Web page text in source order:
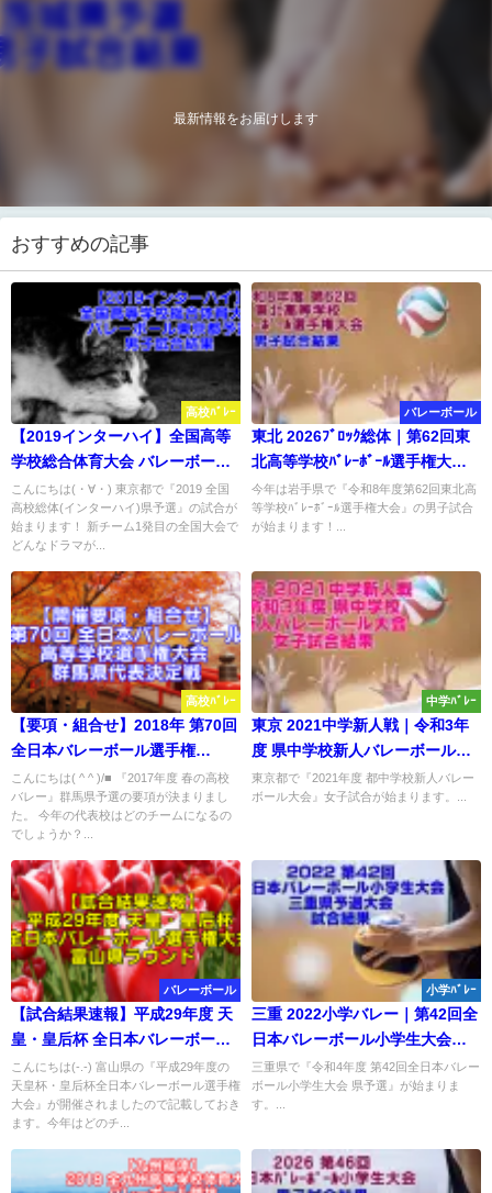
最新情報をお届けします
おすすめの記事
高校ﾊﾞﾚｰ
【2019インターハイ】全国高等
学校総合体育大会 バレーボール
東京都予選 男子試合結果
こんにちは(・∀・) 東京都で『2019 全国
高校総体(インターハイ)県予選』の試合が
始まります！ 新チーム1発目の全国大会で
どんなドラマが...
バレーボール
東北 2026ﾌﾞﾛｯｸ総体｜第62回東
北高等学校ﾊﾞﾚｰﾎﾞｰﾙ選手権大
会 男子結果
今年は岩手県で『令和8年度第62回東北高
等学校ﾊﾞﾚｰﾎﾞｰﾙ選手権大会』の男子試合
が始まります！...
高校ﾊﾞﾚｰ
【要項・組合せ】2018年 第70回
全日本バレーボール選手権
（2017年度春高バレー） 群馬県
決定戦
こんにちは( ^ ^ )/■ 『2017年度 春の高校
バレー』群馬県予選の要項が決まりまし
た。 今年の代表校はどのチームになるの
でしょうか？...
中学ﾊﾞﾚｰ
東京 2021中学新人戦｜令和3年
度 県中学校新人バレーボール大
会 女子試合結果
東京都で『2021年度 都中学校新人バレー
ボール大会』女子試合が始まります。...
バレーボール
【試合結果速報】平成29年度 天
皇・皇后杯 全日本バレーボール
選手権大会 富山県ラウンド
こんにちは(-.-) 富山県の『平成29年度の
天皇杯・皇后杯全日本バレーボール選手権
大会』が開催されましたので記載しておき
ます。今年はどのチ...
小学ﾊﾞﾚｰ
三重 2022小学バレー｜第42回全
日本バレーボール小学生大会県
予選 試合結果
三重県で『令和4年度 第42回全日本バレー
ボール小学生大会 県予選』が始まりま
す。...